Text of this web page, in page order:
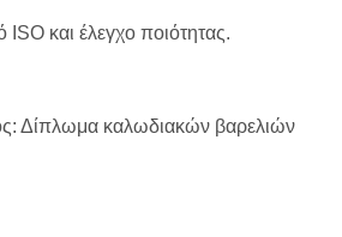
ISO και έλεγχο ποιότητας.
Δίπλωμα καλωδιακών βαρελιών